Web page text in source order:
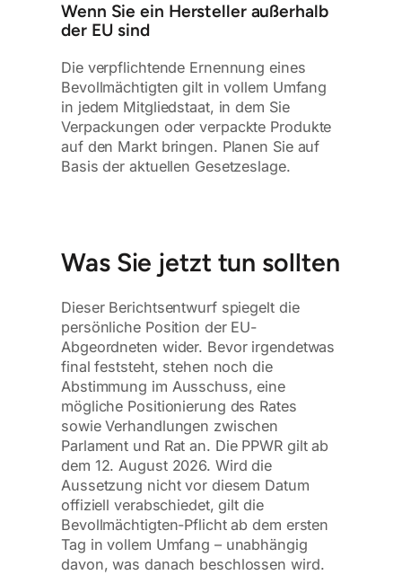
Wenn Sie ein Hersteller außerhalb
der EU sind
Die verpflichtende Ernennung eines
Bevollmächtigten gilt in vollem Umfang
in jedem Mitgliedstaat, in dem Sie
Verpackungen oder verpackte Produkte
auf den Markt bringen. Planen Sie auf
Basis der aktuellen Gesetzeslage.
Was Sie jetzt tun sollten
Dieser Berichtsentwurf spiegelt die
persönliche Position der EU-
Abgeordneten wider. Bevor irgendetwas
final feststeht, stehen noch die
Abstimmung im Ausschuss, eine
mögliche Positionierung des Rates
sowie Verhandlungen zwischen
Parlament und Rat an. Die PPWR gilt ab
dem 12. August 2026. Wird die
Aussetzung nicht vor diesem Datum
offiziell verabschiedet, gilt die
Bevollmächtigten-Pflicht ab dem ersten
Tag in vollem Umfang – unabhängig
davon, was danach beschlossen wird.